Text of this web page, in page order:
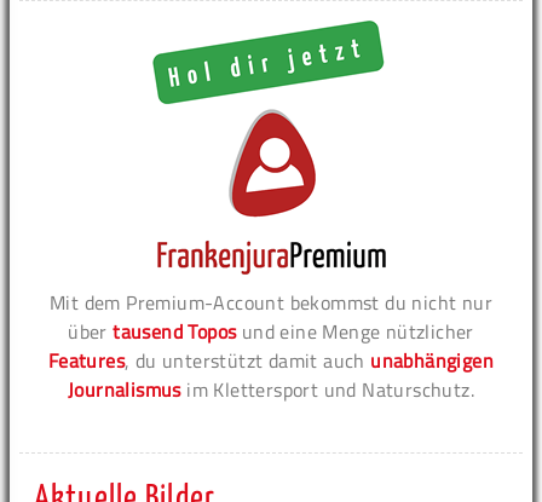
Mit dem Premium-Account bekommst du nicht nur
übertausend Toposund eine Menge nützlicher
Features, du unterstützt damit auch unabhängigen
Journalismusim Klettersport und Naturschutz.